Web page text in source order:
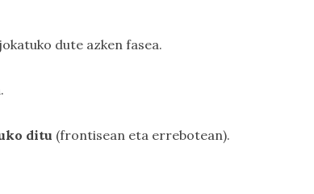
dute azken fasea.
.
ditu (frontisean eta errebotean).